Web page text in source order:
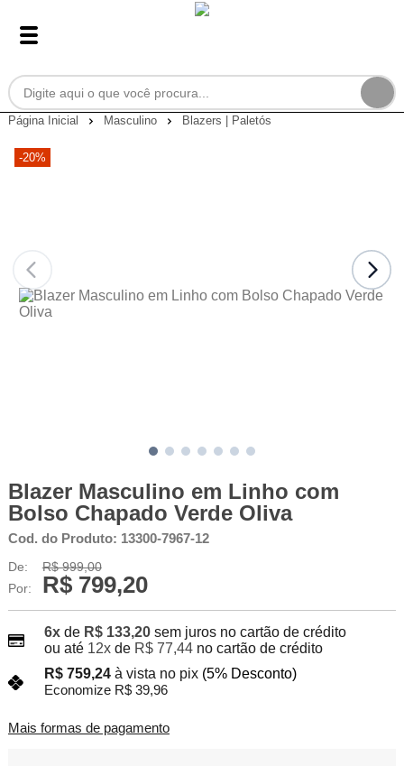
Página Inicial Masculino Blazers | Paletós
-20%
Blazer Masculino em Linho com
Bolso Chapado Verde Oliva
Cod. do Produto: 13300-7967-12
De:
R$ 999,00
Por:
R$ 799,20
6xde R$ 133,20 sem juros no cartão de crédito
ou até 12xde R$ 77,44no cartão de crédito
R$ 759,24 à vista no pix (5% Desconto)
Economize R$ 39,96
Mais formas de pagamento